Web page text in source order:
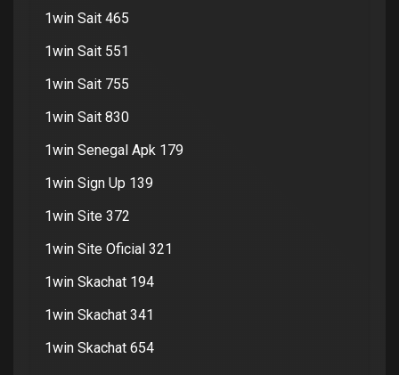
1win Sait 465
1win Sait 551
1win Sait 755
1win Sait 830
1win Senegal Apk 179
1win Sign Up 139
1win Site 372
1win Site Oficial 321
1win Skachat 194
1win Skachat 341
1win Skachat 654